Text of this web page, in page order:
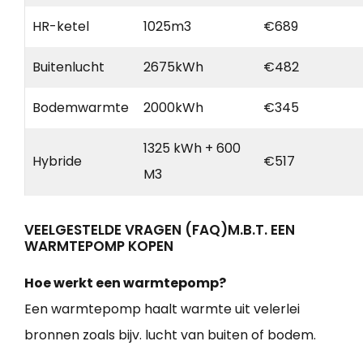
HR-ketel 1025m3 €689
Buitenlucht 2675kWh €482
Bodemwarmte 2000kWh €345
Hybride
1325 kWh + 600
M3
€517
VEELGESTELDE VRAGEN (FAQ)M.B.T. EEN
WARMTEPOMP KOPEN
Hoe werkt een warmtepomp?
Een warmtepomp haalt warmte uit velerlei
bronnen zoals bijv. lucht van buiten of bodem.